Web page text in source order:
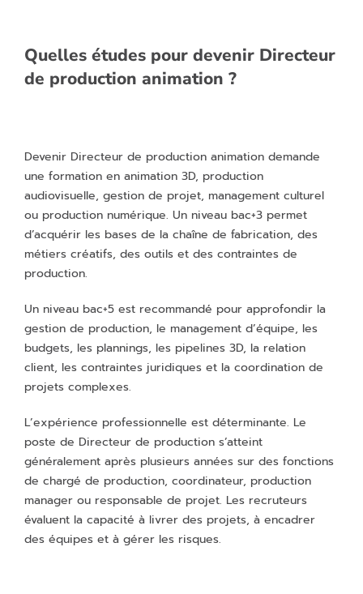
Quelles études pour devenir Directeur
de production animation ?
Devenir Directeur de production animation demande
une formation en animation 3D, production
audiovisuelle, gestion de projet, management culturel
ou production numérique. Un niveau bac+3 permet
d’acquérir les bases de la chaîne de fabrication, des
métiers créatifs, des outils et des contraintes de
production.
Un niveau bac+5 est recommandé pour approfondir la
gestion de production, le management d’équipe, les
budgets, les plannings, les pipelines 3D, la relation
client, les contraintes juridiques et la coordination de
projets complexes.
L’expérience professionnelle est déterminante. Le
poste de Directeur de production s’atteint
généralement après plusieurs années sur des fonctions
de chargé de production, coordinateur, production
manager ou responsable de projet. Les recruteurs
évaluent la capacité à livrer des projets, à encadrer
des équipes et à gérer les risques.